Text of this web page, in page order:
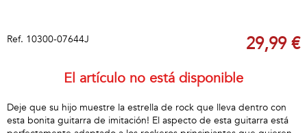
Ref. 10300-07644J 29,99 €
El artículo no está disponible
Deje que su hijo muestre la estrella de rock que lleva dentro con
esta bonita guitarra de imitación! El aspecto de esta guitarra está